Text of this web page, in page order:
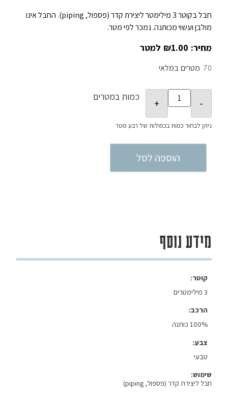
חבל בקוטר 3 מילימטר ליצירת קדר (פספול, piping). החבל אינו
מולבן ועשוי מכותנה. נמכר לפי מטר.
₪1.00
70 במלאי
כמות במטרים
הוספה לסל
מידע נוסף
קוטר
3 מילימטרים
הרכב
100% כותנה
צבע
טבעי
שימוש:
חבל ליצירת קדר (פספול, piping)